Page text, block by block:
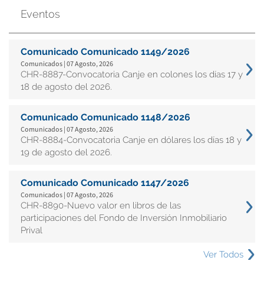
Eventos
Comunicado Comunicado 1149/2026
Comunicados | 07 Agosto, 2026
CHR-8887-Convocatoria Canje en colones los días 17 y
18 de agosto del 2026.
Comunicado Comunicado 1148/2026
Comunicados | 07 Agosto, 2026
CHR-8884-Convocatoria Canje en dólares los días 18 y
19 de agosto del 2026.
Comunicado Comunicado 1147/2026
Comunicados | 07 Agosto, 2026
CHR-8890-Nuevo valor en libros de las
participaciones del Fondo de Inversión Inmobiliario
Prival
Ver Todos